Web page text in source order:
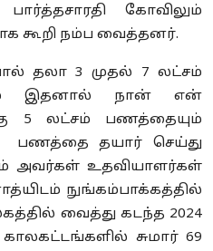
கோவிலும்
கூறி நம்ப வைத்தனர்.
தலா 3 முதல் 7 லட்சம்
இதனால் நான் என்
5 லட்சம் பணத்தையும்
பணத்தை தயார் செய்து
அவர்கள் உதவியாளர்கள்
நுங்கம்பாக்கத்தில்
வைத்து கடந்த 2024
சுமார் 69